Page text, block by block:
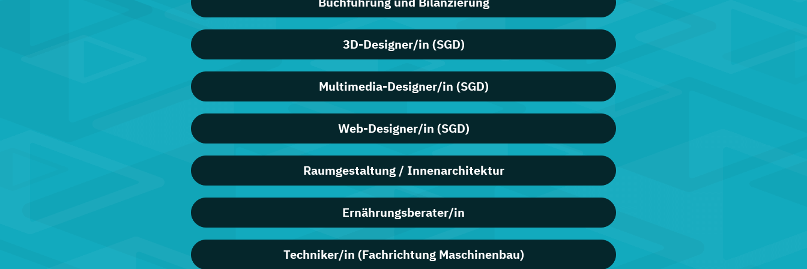
3D-Designer/in (SGD)
Multimedia-Designer/in (SGD)
Web-Designer/in (SGD)
Raumgestaltung / Innenarchitektur
Ernährungsberater/in
Techniker/in (Fachrichtung Maschinenbau)